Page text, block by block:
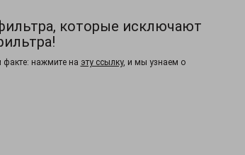
которые исключают
факте: нажмите на эту ссылку, и мы узнаем о